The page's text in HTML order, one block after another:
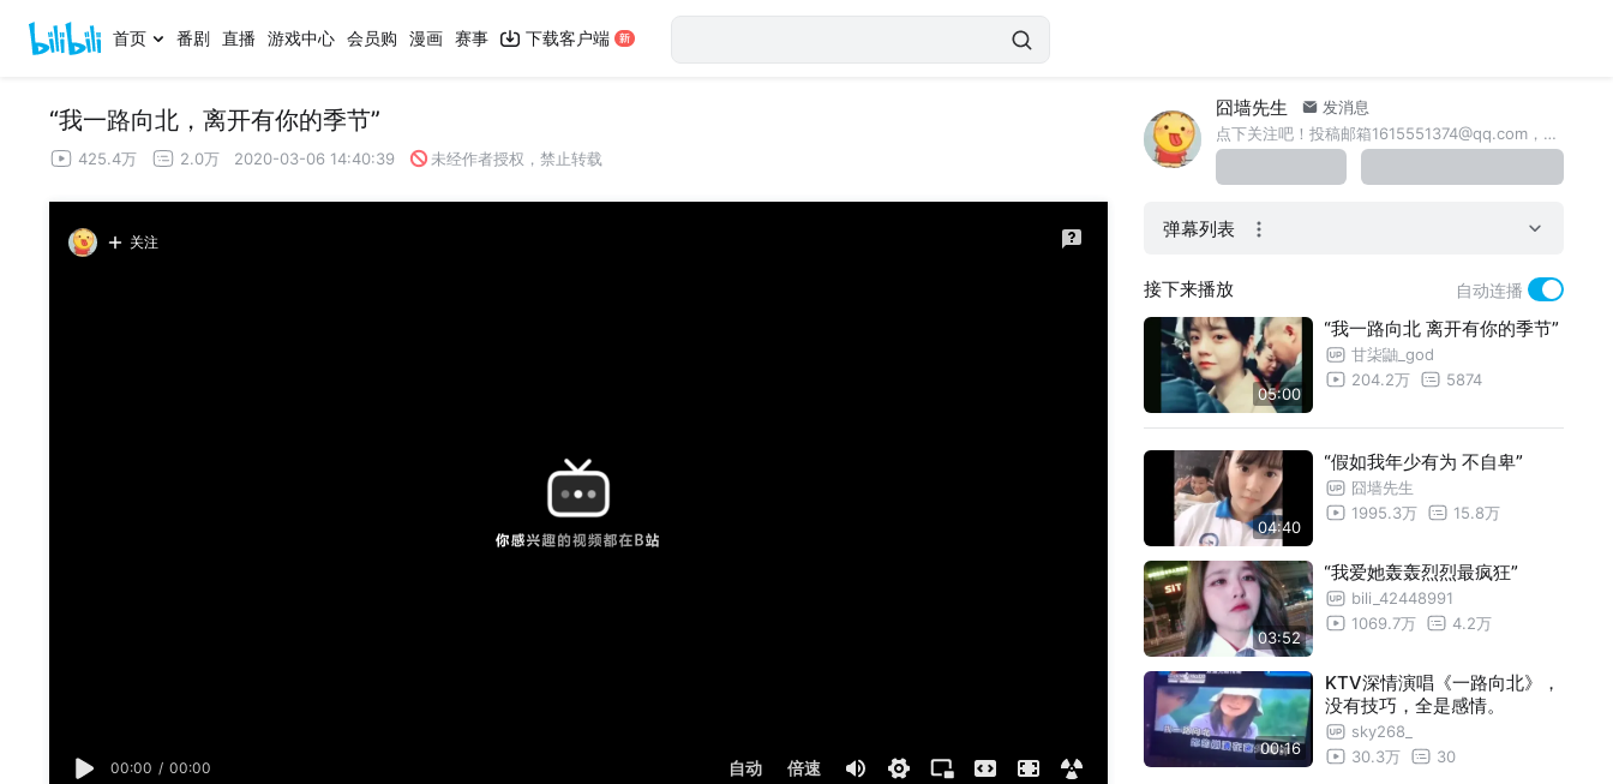
首页 番剧 直播 游戏中心 会员购 漫画 赛事 下载客户端
“我一路向北，离开有你的季节”
425.4万 2.0万 2020-03-06 14:40:39 未经作者授权，禁止转载
关注
00:00 / 00:00 自动 倍速
囧墙先生
发消息
点下关注吧！投稿邮箱1615551374@qq.com，欢迎大家来稿啊。也许你的投稿片段就会出现在下一部作品中！
弹幕列表
接下来播放 自动连播
05:00
“我一路向北 离开有你的季节”
甘柒鼬_god
204.2万
5874
04:40
“假如我年少有为 不自卑”
囧墙先生
1995.3万
15.8万
03:52
“我爱她轰轰烈烈最疯狂”
bili_42448991
1069.7万
4.2万
00:16
KTV深情演唱《一路向北》，
没有技巧，全是感情。
sky268_
30.3万
30